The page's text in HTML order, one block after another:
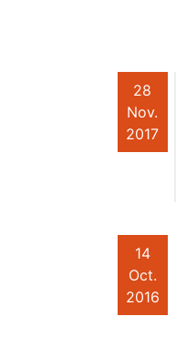
28
Nov.
2017
14
Oct.
2016